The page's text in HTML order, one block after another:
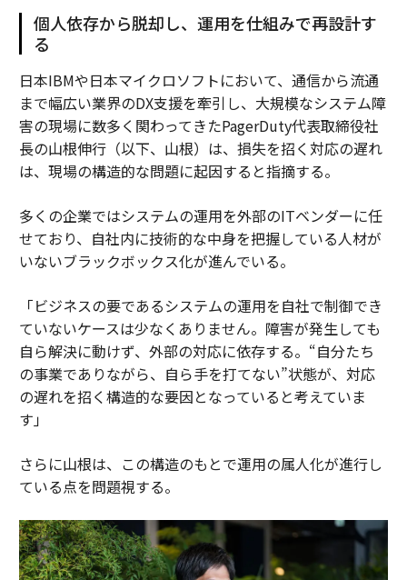
個人依存から脱却し、運用を仕組みで再設計す
る
日本IBMや日本マイクロソフトにおいて、通信から流通
まで幅広い業界のDX支援を牽引し、大規模なシステム障
害の現場に数多く関わってきたPagerDuty代表取締役社
長の山根伸行（以下、山根）は、損失を招く対応の遅れ
は、現場の構造的な問題に起因すると指摘する。
多くの企業ではシステムの運用を外部のITベンダーに任
せており、自社内に技術的な中身を把握している人材が
いないブラックボックス化が進んでいる。
「ビジネスの要であるシステムの運用を自社で制御でき
ていないケースは少なくありません。障害が発生しても
自ら解決に動けず、外部の対応に依存する。“自分たち
の事業でありながら、自ら手を打てない”状態が、対応
の遅れを招く構造的な要因となっていると考えていま
す」
さらに山根は、この構造のもとで運用の属人化が進行し
ている点を問題視する。